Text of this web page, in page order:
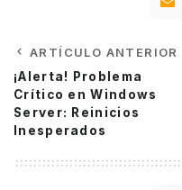
ARTÍCULO ANTERIOR
¡Alerta! Problema
Crítico en Windows
Server: Reinicios
Inesperados